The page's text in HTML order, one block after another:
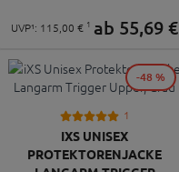
UVP¹: 115,00 € 1 ab 55,69€
1
IXS UNISEX
PROTEKTORENJACKE
-48 %